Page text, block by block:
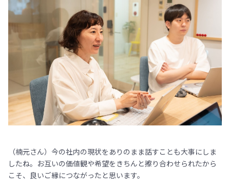
（楠元さん）今の社内の現状をありのまま話すことも大事にしま
したね。お互いの価値観や希望をきちんと擦り合わせられたから
こそ、良いご縁につながったと思います。